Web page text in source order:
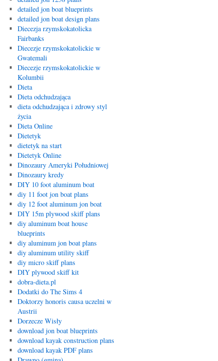
detailed jon boat blueprints
detailed jon boat design plans
Diecezja rzymskokatolicka
Fairbanks
Diecezje rzymskokatolickie w
Gwatemali
Diecezje rzymskokatolickie w
Kolumbii
Dieta
Dieta odchudzająca
dieta odchudzająca i zdrowy styl
życia
Dieta Online
Dietetyk
dietetyk na start
Dietetyk Online
Dinozaury Ameryki Południowej
Dinozaury kredy
DIY 10 foot aluminum boat
diy 11 foot jon boat plans
diy 12 foot aluminum jon boat
DIY 15m plywood skiff plans
diy aluminum boat house
blueprints
diy aluminum jon boat plans
diy aluminum utility skiff
diy micro skiff plans
DIY plywood skiff kit
dobra-dieta.pl
Dodatki do The Sims 4
Doktorzy honoris causa uczelni w
Austrii
Dorzecze Wisły
download jon boat blueprints
download kayak construction plans
download kayak PDF plans